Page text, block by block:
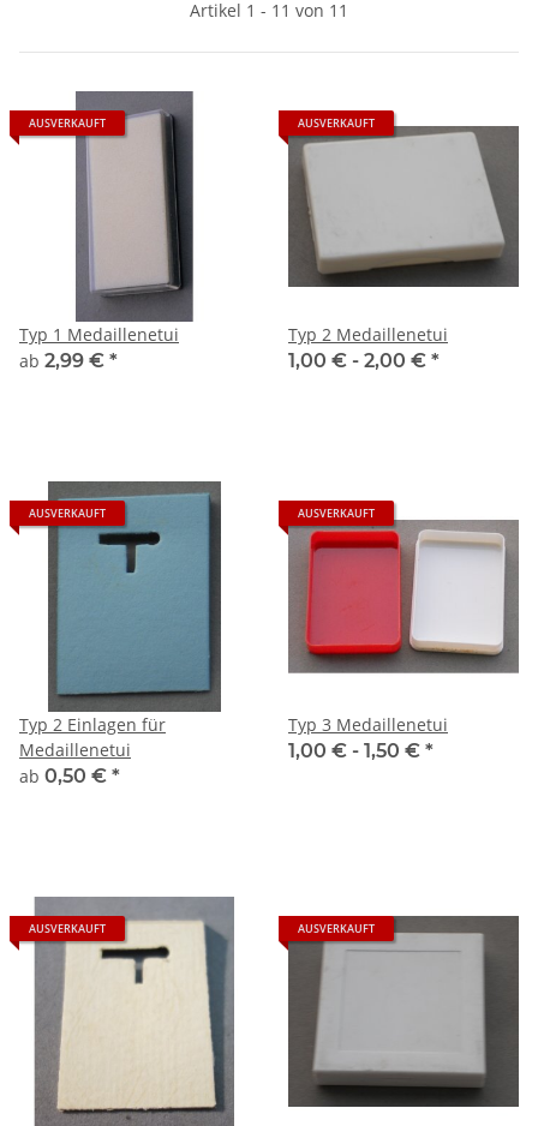
Artikel 1 - 11 von 11
AUSVERKAUFT
Typ 1 Medaillenetui
ab 2,99 € *
AUSVERKAUFT
Typ 2 Medaillenetui
1,00 € - 2,00 € *
AUSVERKAUFT
Typ 2 Einlagen für
Medaillenetui
ab 0,50 € *
AUSVERKAUFT
Typ 3 Medaillenetui
1,00 € - 1,50 € *
AUSVERKAUFT AUSVERKAUFT